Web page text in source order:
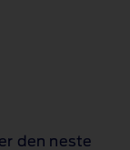
den neste